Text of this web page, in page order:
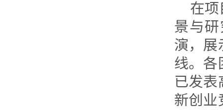
在项
景与
演，展
线。各
已发表
新创业